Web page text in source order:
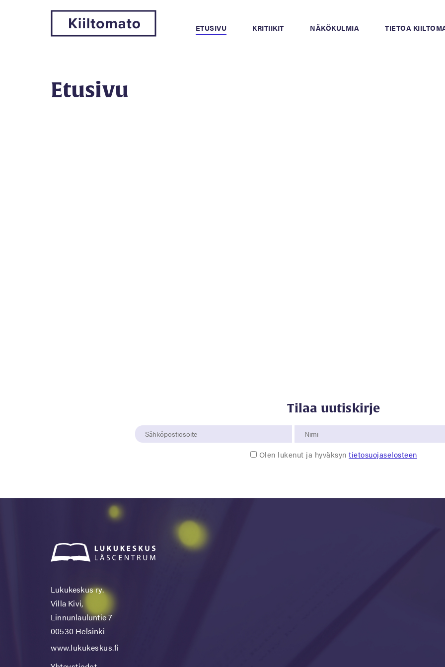
ETUSIVU KRITIIKIT NÄKÖKULMIA TIETOA
Etusivu
Tilaa uutiskirje
Olen lukenut ja hyväksyntietosuojaselosteen
Lukukeskus ry.
Villa Kivi,
Linnunlauluntie 7
00530 Helsinki
www.lukukeskus.fi